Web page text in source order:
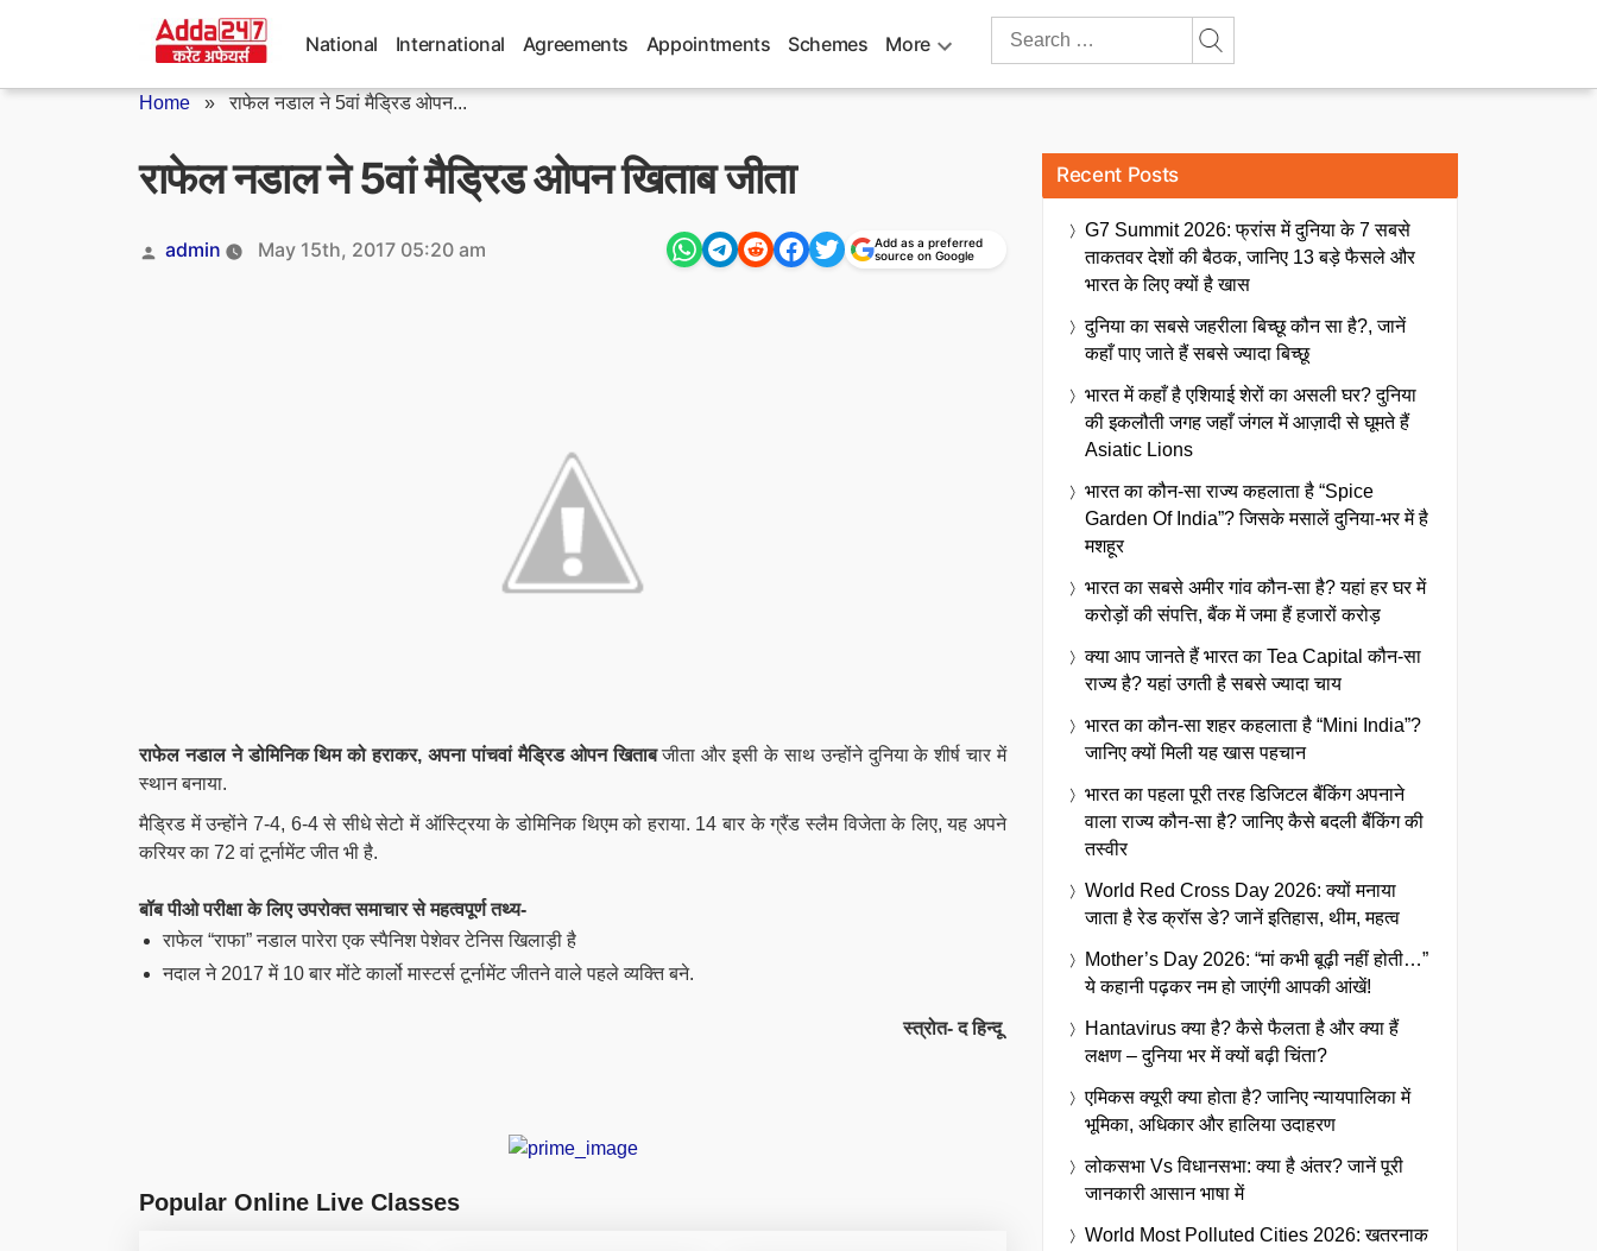
National International Agreements Appointments Schemes More
Search
Home »राफेल नडाल ने 5वां मैड्रिड ओपन...
राफेल नडाल ने 5वां मैड्रिड ओपन खिताब जीता
Posted
admin May 15th, 2017 05:20 am
Add as a preferred
source on Google
राफेल नडाल ने डोमिनिक थिम को हराकर, अपना पांचवां मैड्रिड ओपन खिताबजीता और इसी के साथ उन्होंने दुनिया के शीर्ष चार में
स्थान बनाया.
मैड्रिड में उन्होंने 7-4, 6-4 से सीधे सेटो में ऑस्ट्रिया के डोमिनिक थिएम को हराया. 14 बार के ग्रैंड स्लैम विजेता के लिए, यह अपने
करियर का 72 वां टूर्नामेंट जीत भी है.
बॉब पीओ परीक्षा के लिए उपरोक्त समाचार से महत्वपूर्ण तथ्य-
राफेल “राफा” नडाल पारेरा एक स्पैनिश पेशेवर टेनिस खिलाड़ी है
नदाल ने 2017 में 10 बार मोंटे कार्लो मास्टर्स टूर्नामेंट जीतने वाले पहले व्यक्ति बने.
स्त्रोत- द हिन्दू
Popular Online Live Classes
Recent Posts
G7 Summit 2026: फ्रांस में दुनिया के 7 सबसे
ताकतवर देशों की बैठक, जानिए 13 बड़े फैसले और
भारत के लिए क्यों है खास
दुनिया का सबसे जहरीला बिच्छू कौन सा है?, जानें
कहाँ पाए जाते हैं सबसे ज्यादा बिच्छू
भारत में कहाँ है एशियाई शेरों का असली घर? दुनिया
की इकलौती जगह जहाँ जंगल में आज़ादी से घूमते हैं
Asiatic Lions
भारत का कौन-सा राज्य कहलाता है “Spice
Garden Of India”? जिसके मसालें दुनिया-भर में है
मशहूर
भारत का सबसे अमीर गांव कौन-सा है? यहां हर घर में
करोड़ों की संपत्ति, बैंक में जमा हैं हजारों करोड़
क्या आप जानते हैं भारत का Tea Capital कौन-सा
राज्य है? यहां उगती है सबसे ज्यादा चाय
भारत का कौन-सा शहर कहलाता है “Mini India”?
जानिए क्यों मिली यह खास पहचान
भारत का पहला पूरी तरह डिजिटल बैंकिंग अपनाने
वाला राज्य कौन-सा है? जानिए कैसे बदली बैंकिंग की
तस्वीर
World Red Cross Day 2026: क्यों मनाया
जाता है रेड क्रॉस डे? जानें इतिहास, थीम, महत्व
Mother’s Day 2026: “मां कभी बूढ़ी नहीं होती…”
ये कहानी पढ़कर नम हो जाएंगी आपकी आंखें!
Hantavirus क्या है? कैसे फैलता है और क्या हैं
लक्षण – दुनिया भर में क्यों बढ़ी चिंता?
एमिकस क्यूरी क्या होता है? जानिए न्यायपालिका में
भूमिका, अधिकार और हालिया उदाहरण
लोकसभा Vs विधानसभा: क्या है अंतर? जानें पूरी
जानकारी आसान भाषा में
World Most Polluted Cities 2026: खतरनाक